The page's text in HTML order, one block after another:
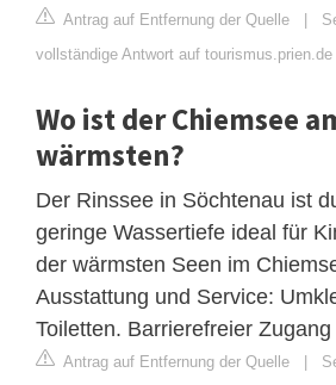
Antrag auf Entfernung der Quelle |
vollständige Antwort auf tourismus.prien.de
Wo ist der Chiemsee
wärmsten?
Der Rinssee in Söchtenau ist
geringe Wassertiefe ideal für
der wärmsten Seen im
Ausstattung und Service:
Toiletten. Barrierefreier
Antrag auf Entfernung der Quelle |